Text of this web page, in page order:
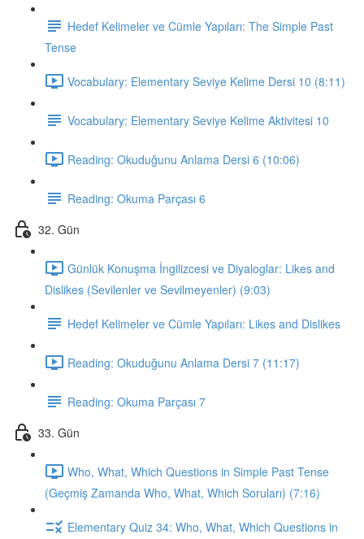
Hedef Kelimeler ve Cümle Yapıları: The Simple Past
Tense
Vocabulary: Elementary Seviye Kelime Dersi 10 (8:11)
Vocabulary: Elementary Seviye Kelime Aktivitesi 10
Reading: Okuduğunu Anlama Dersi 6 (10:06)
Reading: Okuma Parçası 6
32. Gün
Günlük Konuşma İngilizcesi ve Diyaloglar: Likes and
Dislikes (Sevilenler ve Sevilmeyenler) (9:03)
Hedef Kelimeler ve Cümle Yapıları: Likes and Dislikes
Reading: Okuduğunu Anlama Dersi 7 (11:17)
Reading: Okuma Parçası 7
33. Gün
Who, What, Which Questions in Simple Past Tense
(Geçmiş Zamanda Who, What, Which Soruları) (7:16)
Elementary Quiz 34: Who, What, Which Questions in